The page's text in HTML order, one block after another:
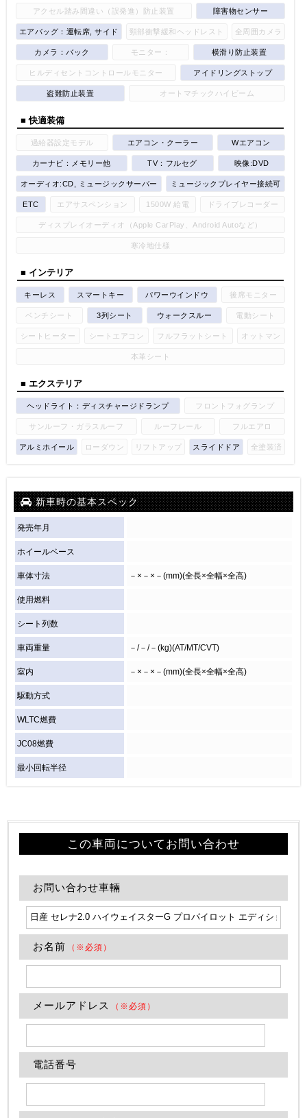
アクセル踏み間違い（誤発進）防止装置 障害物センサー
エアバッグ：運転席, サイド 頸部衝撃緩和ヘッドレスト 全周囲カメラ
カメラ：バック モニター： 横滑り防止装置
ヒルディセントコントロールモニター アイドリングストップ
盗難防止装置 オートマチックハイビーム
■ 快適装備
過給器設定モデル エアコン・クーラー Wエアコン
カーナビ：メモリー他 TV：フルセグ 映像:DVD
オーディオ:CD, ミュージックサーバー ミュージックプレイヤー接続可
ETC エアサスペンション 1500W 給電 ドライブレコーダー
ディスプレイオーディオ（Apple CarPlay、Android Autoなど）
寒冷地仕様
■ インテリア
キーレス スマートキー パワーウインドウ 後席モニター
ベンチシート 3列シート ウォークスルー 電動シート
シートヒーター シートエアコン フルフラットシート オットマン
本革シート
■ エクステリア
ヘッドライト：ディスチャージドランプ フロントフォグランプ
サンルーフ・ガラスルーフ ルーフレール フルエアロ
アルミホイール ローダウン リフトアップ スライドドア 全塗装済
新車時の基本スペック
発売年月
ホイールベース
車体寸法 －×－×－(mm)(全長×全幅×全高)
使用燃料
シート列数
車両重量 －/－/－(kg)(AT/MT/CVT)
室内 －×－×－(mm)(全長×全幅×全高)
駆動方式
WLTC燃費
JC08燃費
最小回転半径
この車両についてお問い合わせ
お問い合わせ車輛
お名前 （※必須）
メールアドレス （※必須）
電話番号